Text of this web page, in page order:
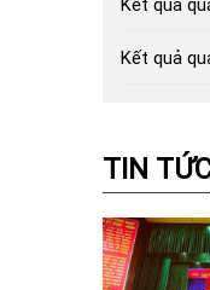
Kết quả
TIN